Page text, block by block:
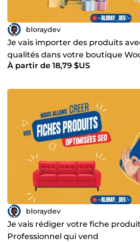
bloraydev
Je vais importer des produits
qualités dans votre boutique
À partir de 18,79 $US
bloraydev
Je vais rédiger votre fiche
Professionnel qui vend